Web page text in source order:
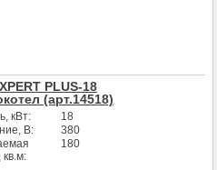
PLUS-18
(арт.14518)
кВт:
18
В:
380
180